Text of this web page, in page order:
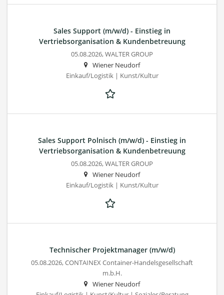
Sales Support (m/w/d) - Einstieg in
Vertriebsorganisation & Kundenbetreuung
05.08.2026,WALTER GROUP
Wiener Neudorf
Einkauf/Logistik | Kunst/Kultur
Sales Support Polnisch (m/w/d) - Einstieg in
Vertriebsorganisation & Kundenbetreuung
05.08.2026,WALTER GROUP
Wiener Neudorf
Einkauf/Logistik | Kunst/Kultur
Technischer Projektmanager (m/w/d)
05.08.2026,CONTAINEX Container-Handelsgesellschaft
m.b.H.
Wiener Neudorf